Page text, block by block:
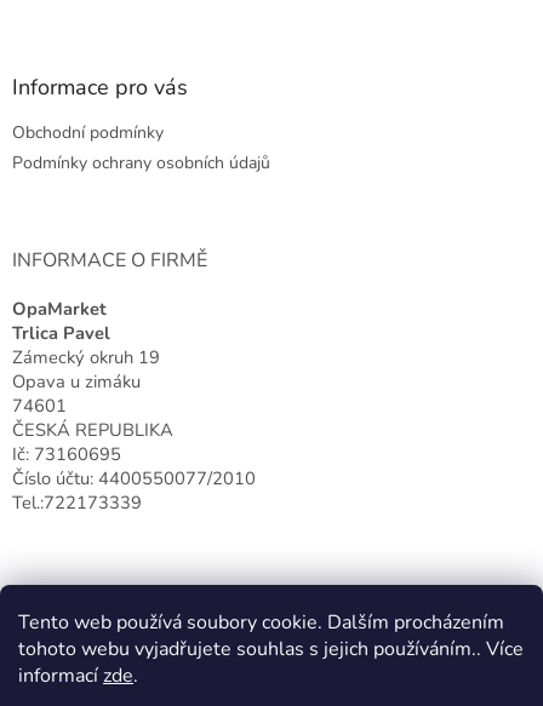
Tento web používá soubory cookie. Dalším procházením
tohoto webu vyjadřujete souhlas s jejich používáním.. Více
informacízde.
Z
Informace pro vás
Obchodní podmínky
Podmínky ochrany osobních údajů
INFORMACE O FIRMĚ
OpaMarket
Trlica Pavel
Zámecký okruh 19
Opava u zimáku
74601
ČESKÁ REPUBLIKA
Ič: 73160695
Číslo účtu: 4400550077/2010
Tel.:722173339